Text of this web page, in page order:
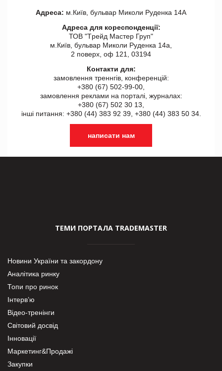
Адреса: м.Київ, бульвар Миколи Руденка 14А
Адреса для кореспонденції:
ТОВ "Tрейд Мастер Груп"
м.Київ, бульвар Миколи Руденка 14а,
2 поверх, оф 121, 03194
Контакти для:
замовлення треннгів, конференцій:
+380 (67) 502-99-00,
замовлення реклами на порталі, журналах:
+380 (67) 502 30 13,
інші питання: +380 (44) 383 92 39, +380 (44) 383 50 34.
написати нам
ТЕМИ ПОРТАЛА TRADEMASTER
Новини України та закордону
Аналітика ринку
Топи про ринок
Інтерв’ю
Відео-тренінги
Світовий досвід
Інновації
Маркетинг&Продажі
Закупки